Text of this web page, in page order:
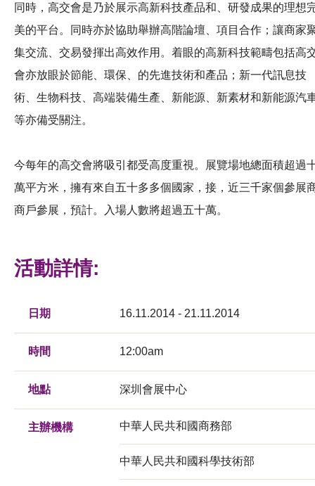
同時，高交會是乃於展示高新科技產品和、研發成果的理想
美的平台。同時亦於協助舉辦高階論壇、項目合作；讓商家
集交流、交易發揮出高效作用。着眼的高新科技範疇包括高
會亦放眼於節能、環保、的先進技術和產品；新一代訊息技
術、生物科技、高端裝備生產、新能源、新素材和新能源汽
等亦備受關注。
今每年的高交會將吸引都受高度重視。展覽場地總面積超過
萬平方米，擁有來自五十多多個國家，接，近三千家個參展
商戶參展，預計。入場人數將超過五十萬。
活動詳情:
日期 16.11.2014 - 21.11.2014
時間 12:00am
地點 深圳會展中心
主辦機構 中華人民共和國商務部
中華人民共和國科學技術部